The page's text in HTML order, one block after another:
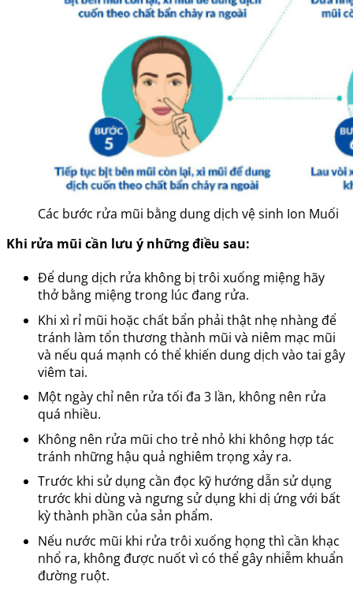
Các bước rửa mũi bằng dung dịch vệ sinh Ion Muối
Khi rửa mũi cần lưu ý những điều sau:
Để dung dịch rửa không bị trôi xuống miệng hãy
thở bằng miệng trong lúc đang rửa.
Khi xì rỉ mũi hoặc chất bẩn phải thật nhẹ nhàng để
tránh làm tổn thương thành mũi và niêm mạc mũi
và nếu quá mạnh có thể khiến dung dịch vào tai gây
viêm tai.
Một ngày chỉ nên rửa tối đa 3 lần, không nên rửa
quá nhiều.
Không nên rửa mũi cho trẻ nhỏ khi không hợp tác
tránh những hậu quả nghiêm trọng xảy ra.
Trước khi sử dụng cần đọc kỹ hướng dẫn sử dụng
trước khi dùng và ngưng sử dụng khi dị ứng với bất
kỳ thành phần của sản phẩm.
Nếu nước mũi khi rửa trôi xuống họng thì cần khạc
nhổ ra, không được nuốt vì có thể gây nhiễm khuẩn
đường ruột.